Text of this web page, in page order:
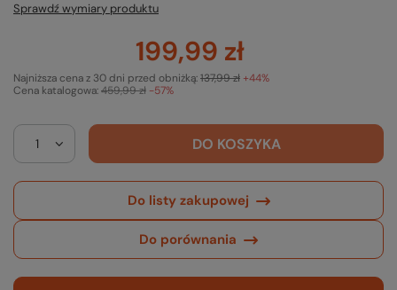
Sprawdź wymiary produktu
199,99 zł
Cena katalogowa:459,99 zł -57%
Najniższa cena z 30 dni przed obniżką:137,99 zł +44%
DO KOSZYKA
Do listy zakupowej
Do porównania